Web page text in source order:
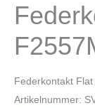
Federkontakt
Artikelnummer: